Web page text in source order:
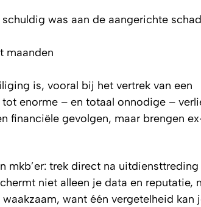
was aan de aangerichte
maanden
is, vooral bij het vertrek van een
enorme – en totaal onnodige –
financiële gevolgen, maar brengen
mkb’er: trek direct na uitdiensttreding
niet alleen je data en reputatie,
want één vergetelheid kan